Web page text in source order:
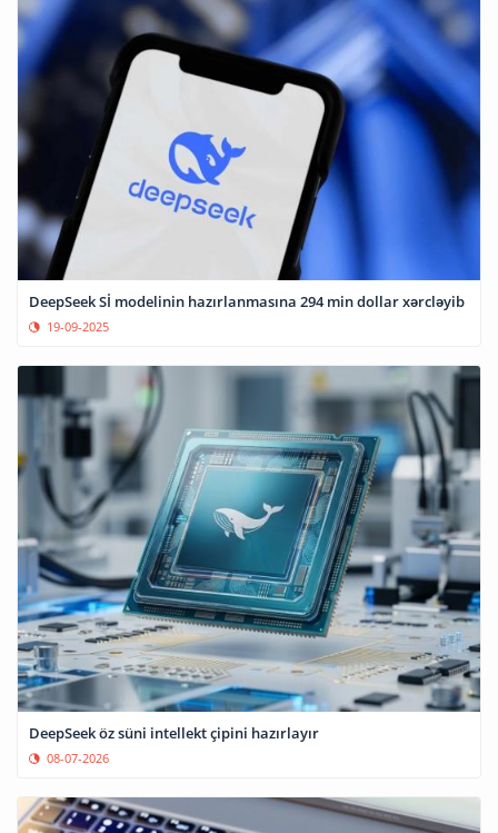
DeepSeek Sİ modelinin hazırlanmasına 294 min dollar xərcləyib
19-09-2025
DeepSeek öz süni intellekt çipini hazırlayır
08-07-2026